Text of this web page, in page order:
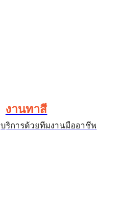
งานทาสี
บริการด้วยทีมงานมืออาชีพ